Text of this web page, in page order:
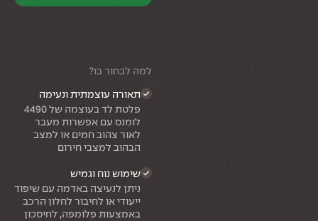
למה לבחור בו?
תאורה עוצמתית ונעימה
פלטת לד בעוצמה של 4490
לומנס עם אפשרות מעבר
לאור צהוב חמים או למצב
הבהוב למצבי חירום
שימוש נוח וגמיש
ניתן לנעיצה באדמה עם שיפוד
ייעודי או לחיבור לחלון הרכב
באמצעות פלומפה, לחיסכון